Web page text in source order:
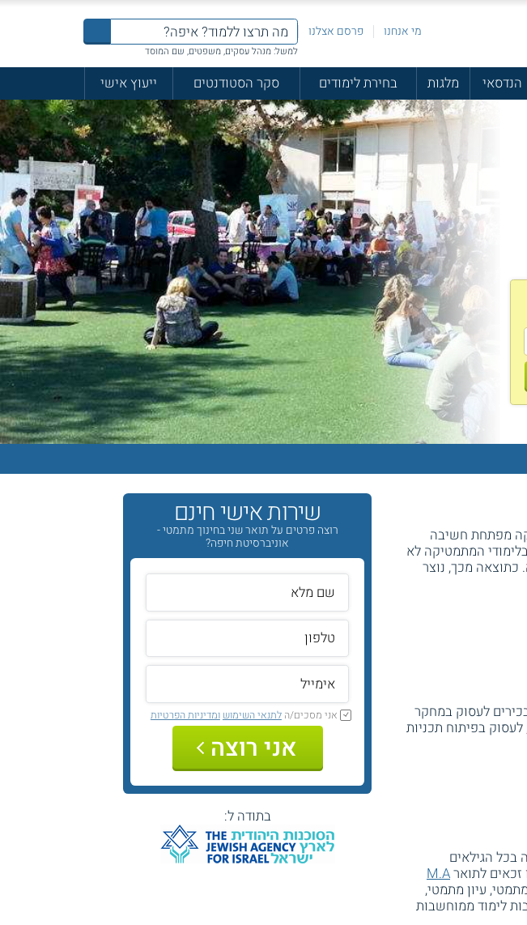
מי אנחנו פרסם אצלנו
למשל: מנהל עסקים, משפטים, שם המוסד
הנדסאי מלגות בחירת לימודים סקר הסטודנטים
ייעוץ אישי
מפתחת חשיבה
המתמטיקה לא
מכך, נוצר
לעסוק במחקר
בפיתוח תכניות
בכל הגילאים
זכאים לתוארM.A
עיון מתמטי,
לימוד ממוחשבות
שירות אישי חינם
רוצה פרטים על תואר שני בחינוך מתמטי -
אוניברסיטת חיפה?
אני מסכים/הלתנאי השימוש ומדיניות הפרטיות
אני רוצה
בתודה ל: